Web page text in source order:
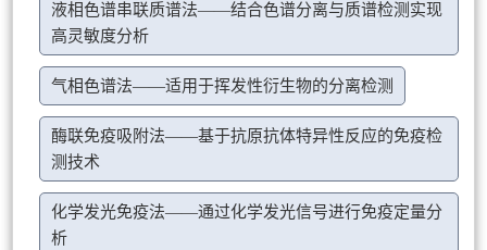
液相色谱串联质谱法——结合色谱分离与质谱检测实现
高灵敏度分析
气相色谱法——适用于挥发性衍生物的分离检测
酶联免疫吸附法——基于抗原抗体特异性反应的免疫检
测技术
化学发光免疫法——通过化学发光信号进行免疫定量分
析